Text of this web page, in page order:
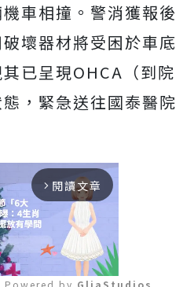
車相撞。警消獲報後
壞器材將受困於車底
已呈現OHCA（到院
，緊急送往國泰醫院
arrow_forward_ios 閱讀文章
Powered by GliaStudios